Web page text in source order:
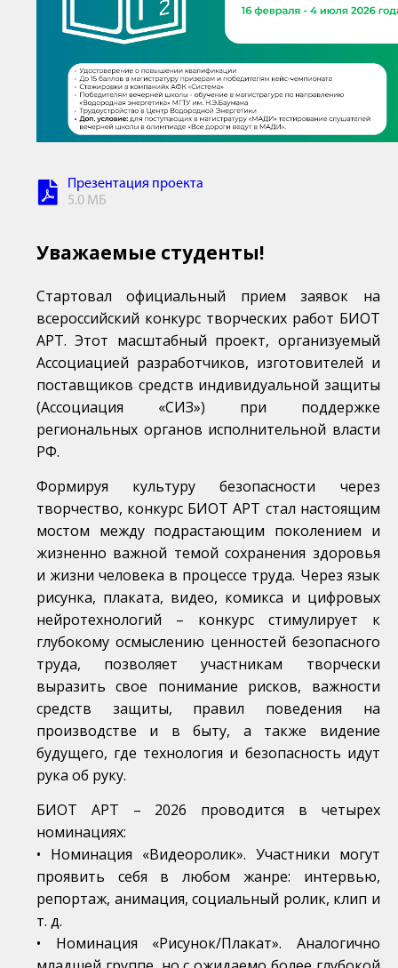
Презентация проекта
5.0 МБ
Уважаемые студенты!
Стартовал официальный прием заявок на
всероссийский конкурс творческих работ БИОТ
АРТ. Этот масштабный проект, организуемый
Ассоциацией разработчиков, изготовителей и
поставщиков средств индивидуальной защиты
(Ассоциация «СИЗ») при поддержке
региональных органов исполнительной власти
РФ.
Формируя культуру безопасности через
творчество, конкурс БИОТ АРТ стал настоящим
мостом между подрастающим поколением и
жизненно важной темой сохранения здоровья
и жизни человека в процессе труда. Через язык
рисунка, плаката, видео, комикса и цифровых
нейротехнологий – конкурс стимулирует к
глубокому осмыслению ценностей безопасного
труда, позволяет участникам творчески
выразить свое понимание рисков, важности
средств защиты, правил поведения на
производстве и в быту, а также видение
будущего, где технология и безопасность идут
рука об руку.
БИОТ АРТ – 2026 проводится в четырех
номинациях:
• Номинация «Видеоролик». Участники могут
проявить себя в любом жанре: интервью,
репортаж, анимация, социальный ролик, клип и
т. д.
• Номинация «Рисунок/Плакат». Аналогично